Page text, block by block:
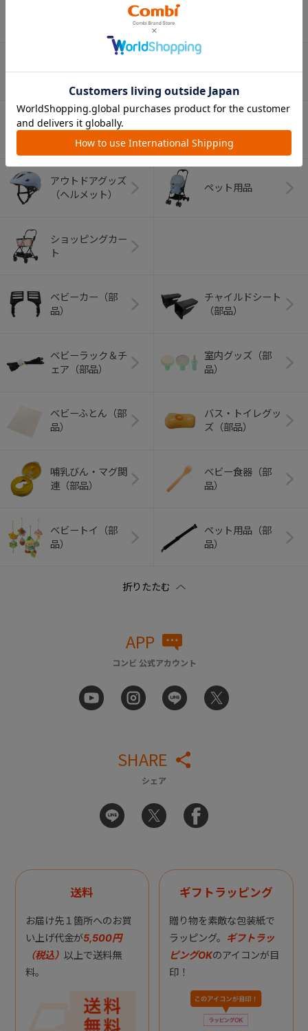
お食事エプロン
オーラルケア
ベビートイ
アウトドアグッズ
（ヘルメット）
ペット用品
ショッピングカー
ト
ベビーカー（部
品）
チャイルドシート
（部品）
ベビーラック＆チ
ェア（部品）
室内グッズ（部
品）
ベビーふとん（部
品）
バス・トイレグッ
ズ（部品）
哺乳びん・マグ関
連（部品）
ベビー食器（部
品）
ベビートイ（部
品）
ペット用品（部
品）
APP
コンビ 公式アカウント
SHARE
シェア
送料
お届け先１箇所へのお買
い上げ代金が5,500円
（税込） 以上で送料無
料。
ギフトラッピング
贈り物を素敵な包装紙で
ラッピング。 ギフトラッ
ピングOKのアイコンが目
印！